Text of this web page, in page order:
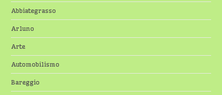
Abbiategrasso
Arluno
Arte
Automobilismo
Bareggio